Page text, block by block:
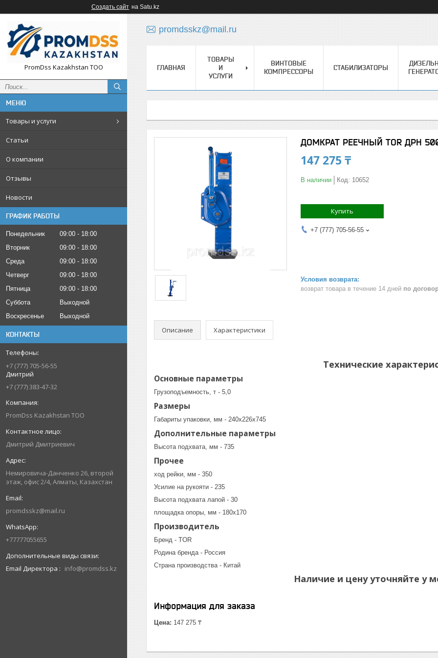
Создать сайт на Satu.kz
PromDss Kazakhstan TOO
Товары и услуги
Статьи
О компании
Отзывы
Новости
ГРАФИК РАБОТЫ
Понедельник 09:00
18:00
Вторник
09:00
18:00
Среда
09:00
18:00
Четверг
09:00
18:00
Пятница
09:00
18:00
Суббота
Выходной
Воскресенье
Выходной
КОНТАКТЫ
+7 (777) 705-56-55
Дмитрий
+7 (777) 383-47-32
PromDss Kazakhstan TOO
Дмитрий Дмитриевич
Немировича-Данченко 26, второй
этаж, офис 2/4, Алматы, Казахстан
promdsskz@mail.ru
+77777055655
Email Директора info@promdss.kz
promdsskz@mail.ru
ГЛАВНАЯ
ТОВАРЫ
И
УСЛУГИ
ВИНТОВЫЕ
КОМПРЕССОРЫ
СТАБИЛИЗАТОРЫ
ДОМКРАТ РЕЕЧНЫЙ TOR ДРН
147 275 ₸
В наличии Код: 10652
Купить
+7 (777) 705-56-55
возврат товара в течение 14 дней по
Описание Характеристики
Технические
Основные параметры
Грузоподъемность, т - 5,0
Размеры
Габариты упаковки, мм - 240х226х745
Дополнительные параметры
Высота подхвата, мм - 735
Прочее
ход рейки, мм - 350
Усилие на рукояти - 235
Высота подхвата лапой - 30
площадка опоры, мм - 180х170
Производитель
Бренд - TOR
Родина бренда - Россия
Страна производства - Китай
Наличие и цену уточняйте у
Информация для заказа
Цена: 147 275 ₸